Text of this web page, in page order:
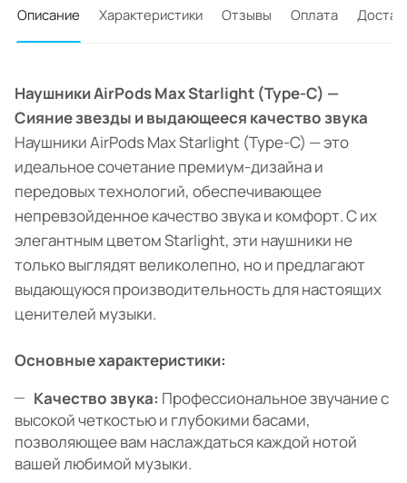
Описание Характеристики Отзывы Оплата
Наушники AirPods Max Starlight (Type-C) —
Сияние звезды и выдающееся качество звука
Наушники AirPods Max Starlight (Type-C) — это
идеальное сочетание премиум-дизайна и
передовых технологий, обеспечивающее
непревзойденное качество звука и комфорт. С их
элегантным цветом Starlight, эти наушники не
только выглядят великолепно, но и предлагают
выдающуюся производительность для настоящих
ценителей музыки.
Основные характеристики:
Качество звука: Профессиональное звучание с
высокой четкостью и глубокими басами,
позволяющее вам наслаждаться каждой нотой
вашей любимой музыки.